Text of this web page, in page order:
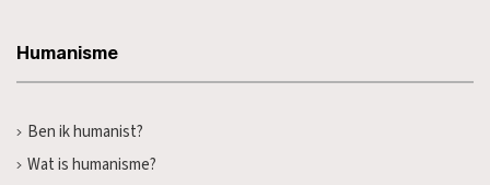
Humanisme
Ben ik humanist?
Wat is humanisme?